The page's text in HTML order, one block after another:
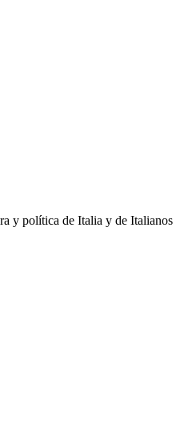
y política de Italia y de Italianos